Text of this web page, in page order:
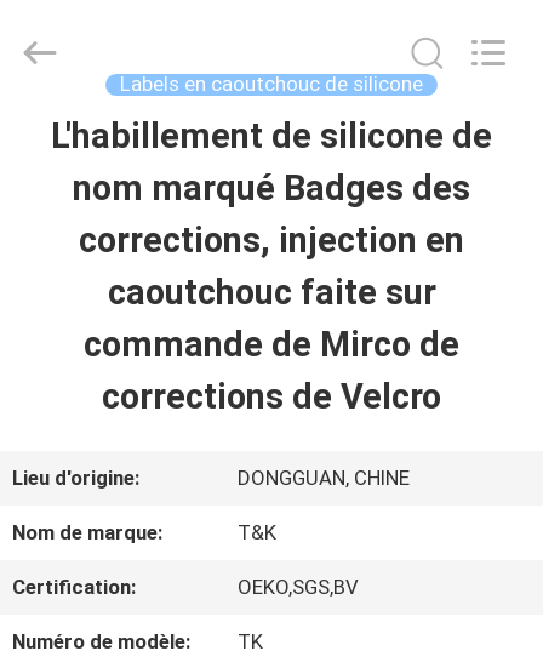
APERÇU
PRODUITS
PROPOS
NOUS
D'USINE
T&K
Labels en caoutchouc de silicone
L'habillement de silicone de
nom marqué Badges des
corrections, injection en
caoutchouc faite sur
commande de Mirco de
corrections de Velcro
Lieu d'origine: DONGGUAN, CHINE
Nom de marque: T&K
Certification: OEKO,SGS,BV
Numéro de modèle: TK